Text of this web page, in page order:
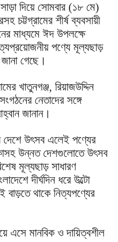
দিয়ে সোমবার (১৮ মে)
চট্টগ্রামের শীর্ষ ব্যবসায়ী
মাধ্যমে ঈদ উপলক্ষে
পণ্যে মূল্যছাড়
গেছে।
খাতুনগঞ্জ, রিয়াজউদ্দিন
নেতাদের সঙ্গে
জানান।
দেশে উৎসব এলেই পণ্যের
উন্নত দেশগুলোতে উৎসব
মূল্যছাড় সাধারণ
দীর্ঘদিন ধরে উল্টো
বাড়তে থাকে নিত্যপণ্যের
এসে মানবিক ও দায়িত্বশীল